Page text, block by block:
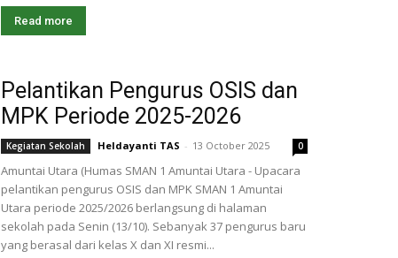
Read more
Pelantikan Pengurus OSIS dan
MPK Periode 2025-2026
Kegiatan Sekolah Heldayanti TAS - 13 October 2025 0
Amuntai Utara (Humas SMAN 1 Amuntai Utara - Upacara
pelantikan pengurus OSIS dan MPK SMAN 1 Amuntai
Utara periode 2025/2026 berlangsung di halaman
sekolah pada Senin (13/10). Sebanyak 37 pengurus baru
yang berasal dari kelas X dan XI resmi...